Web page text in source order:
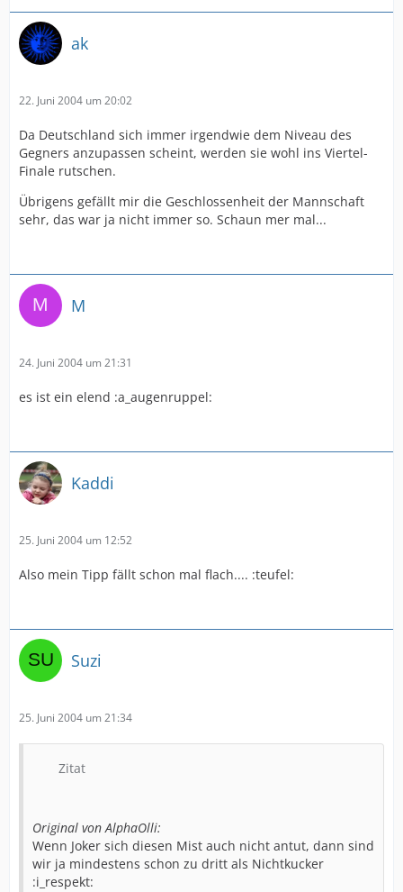
ak
22. Juni 2004 um 20:02
Da Deutschland sich immer irgendwie dem Niveau des
Gegners anzupassen scheint, werden sie wohl ins Viertel-
Finale rutschen.
Übrigens gefällt mir die Geschlossenheit der Mannschaft
sehr, das war ja nicht immer so. Schaun mer mal...
M
24. Juni 2004 um 21:31
es ist ein elend :a_augenruppel:
Kaddi
25. Juni 2004 um 12:52
Also mein Tipp fällt schon mal flach.... :teufel:
Suzi
25. Juni 2004 um 21:34
Zitat
Original von AlphaOlli:
Wenn Joker sich diesen Mist auch nicht antut, dann sind
wir ja mindestens schon zu dritt als Nichtkucker
:i_respekt: